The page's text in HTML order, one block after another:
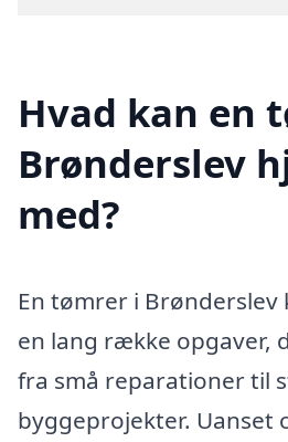
Hvad kan en
Brønderslev
med?
En tømrer i
en lang række opgaver,
fra små reparationer til
byggeprojekter. Uanset